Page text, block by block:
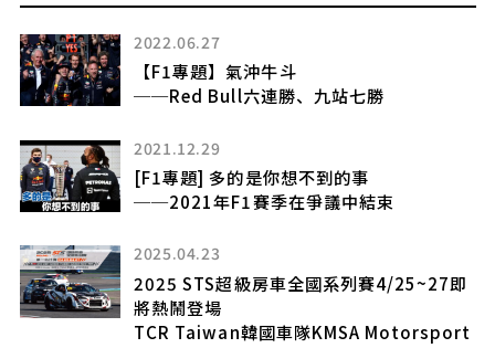
2022.05.05
[改裝實戰] 一窺TTRS的改裝潛力(上) APR
1.5 Stage 513hp達成！
2024.11.20
德國KW Variant 3避震器
強化Mercedes-Benz GLC高速穩定性
2024.07.31
KW V5 Clubsport避震器
專為彎道攻略而生